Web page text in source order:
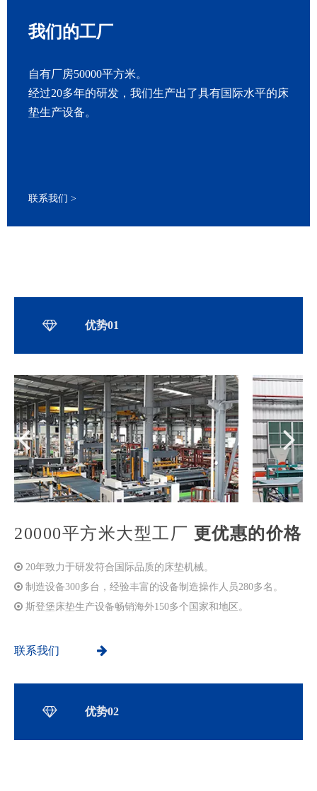
我们的工厂
自有厂房50000平方米。
经过20多年的研发，我们生产出了具有国际水平的床
垫生产设备。
联系我们 >
优势01
20000平方米大型工厂 更优惠的价格
 20年致力于研发符合国际品质的床垫机械。
 制造设备300多台，经验丰富的设备制造操作人员280多名。
 斯登堡床垫生产设备畅销海外150多个国家和地区。
联系我们
优势02